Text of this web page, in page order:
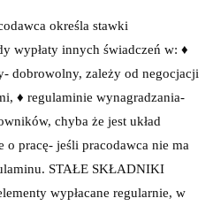
określa stawki
wypłaty innych świadczeń w: ♦️
dobrowolny, zależy od negocjacji
♦️ regulaminie wynagradzania-
chyba że jest układ
pracę- jeśli pracodawca nie ma
STAŁE SKŁADNIKI
wypłacane regularnie, w